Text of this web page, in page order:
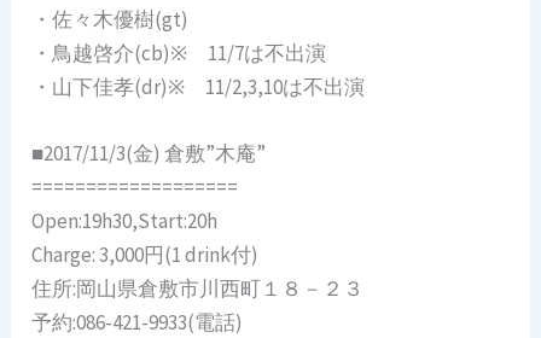
・佐々木優樹(gt)
・鳥越啓介(cb)※ 11/7は不出演
・山下佳孝(dr)※ 11/2,3,10は不出演
■2017/11/3(金) 倉敷”木庵”
===================
Open:19h30,Start:20h
Charge: 3,000円(1 drink付)
住所:岡山県倉敷市川西町１８－２３
予約:086-421-9933(電話)